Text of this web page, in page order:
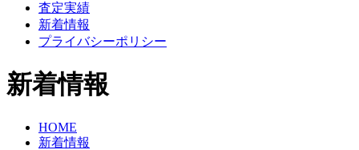
査定実績
新着情報
プライバシーポリシー
新着情報
HOME
新着情報